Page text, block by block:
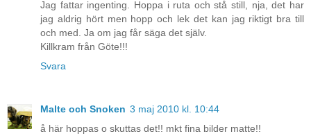
Jag fattar ingenting. Hoppa i ruta och stå still, nja, det har
jag aldrig hört men hopp och lek det kan jag riktigt bra till
och med. Ja om jag får säga det själv.
Killkram från Göte!!!
Svara
Malte och Snoken 3 maj 2010 kl. 10:44
å här hoppas o skuttas det!! mkt fina bilder matte!!